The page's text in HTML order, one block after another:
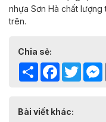
nhựa Sơn Hà chất lượng
trên.
Chia sẻ:
Share Facebook
Twitter
Bài viết khác: